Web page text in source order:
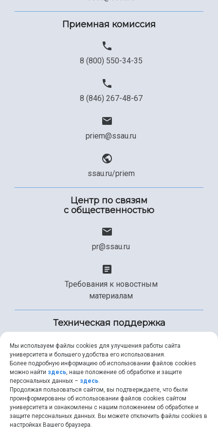
Официальные документы
Приемная комиссия
8 (800) 550-34-35
8 (846) 267-48-67
priem@ssau.ru
ssau.ru/priem
Центр по связям
с общественностью
pr@ssau.ru
Требования к новостным
материалам
Техническая поддержка
+7 (846) 267-49-99
help@ssau.ru
Мы используем файлы cookies для улучшения работы сайта
университета и большего удобства его использования.
Более подробную информацию об использовании файлов cookies
можно найти здесь, наше положение об обработке и защите
персональных данных – здесь.
Продолжая пользоваться сайтом, вы подтверждаете, что были
проинформированы об использовании файлов cookies сайтом
университета и ознакомлены с нашим положением об обработке и
защите персональных данных. Вы можете отключить файлы cookies в
настройках Вашего браузера.